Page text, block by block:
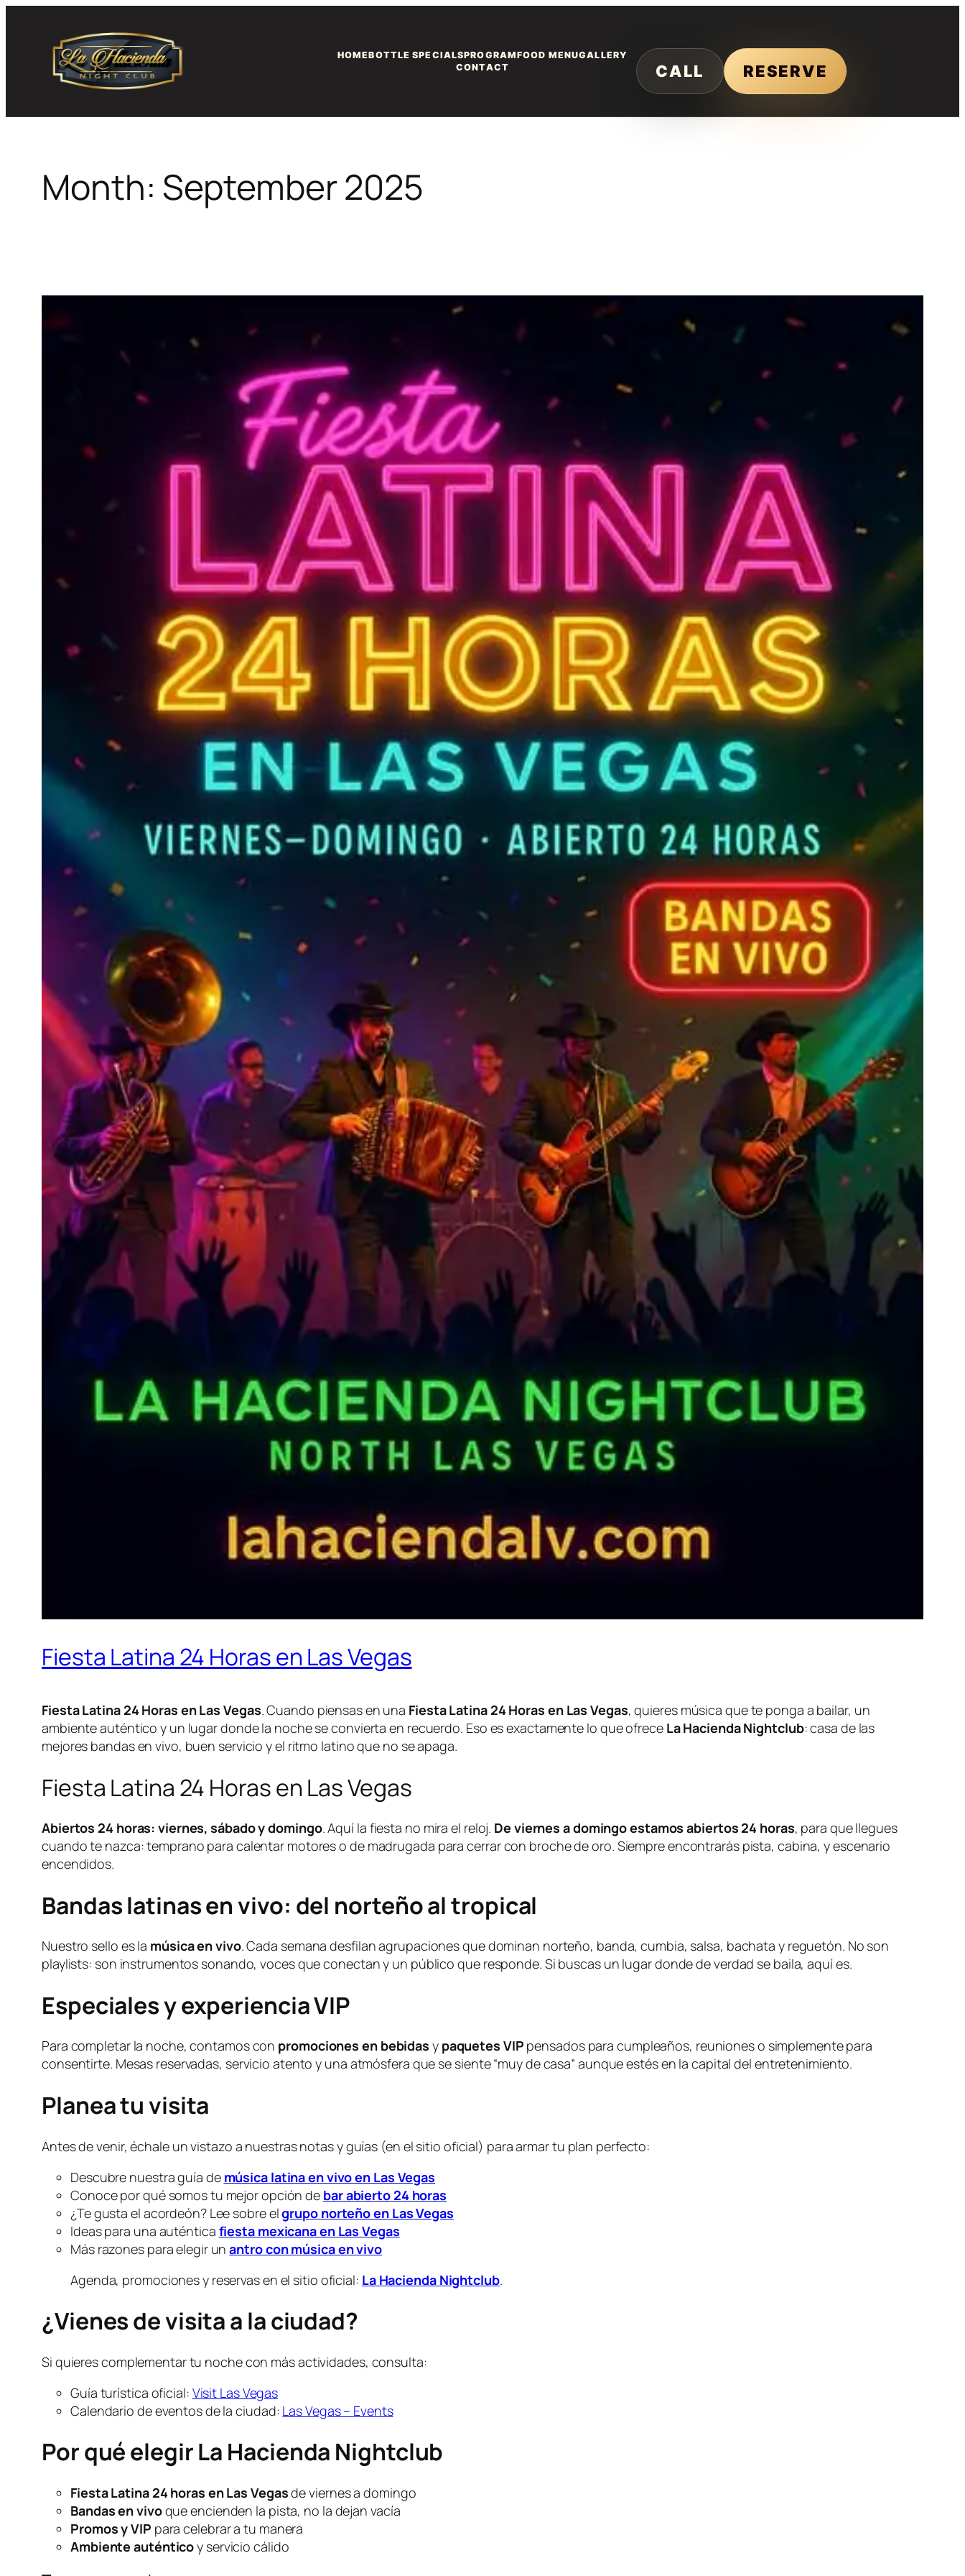
content
HOMEBOTTLE SPECIALSPROGRAMFOOD MENUGALLERY
CONTACT
CALL RESERVE
Month: September 2025
Fiesta Latina 24 Horas en Las Vegas
Fiesta Latina 24 Horas en Las Vegas. Cuando piensas en una Fiesta Latina 24 Horas en Las Vegas, quieres música que te ponga a bailar, un
ambiente auténtico y un lugar donde la noche se convierta en recuerdo. Eso es exactamente lo que ofrece La Hacienda Nightclub: casa de las
mejores bandas en vivo, buen servicio y el ritmo latino que no se apaga.
Fiesta Latina 24 Horas en Las Vegas
Abiertos 24 horas: viernes, sábado y domingo. Aquí la fiesta no mira el reloj. De viernes a domingo estamos abiertos 24 horas, para que llegues
cuando te nazca: temprano para calentar motores o de madrugada para cerrar con broche de oro. Siempre encontrarás pista, cabina, y escenario
encendidos.
Bandas latinas en vivo: del norteño al tropical
Nuestro sello es la música en vivo. Cada semana desfilan agrupaciones que dominan norteño, banda, cumbia, salsa, bachata y reguetón. No son
playlists: son instrumentos sonando, voces que conectan y un público que responde. Si buscas un lugar donde de verdad se baila, aquí es.
Especiales y experiencia VIP
Para completar la noche, contamos con promociones en bebidas y paquetes VIP pensados para cumpleaños, reuniones o simplemente para
consentirte. Mesas reservadas, servicio atento y una atmósfera que se siente “muy de casa” aunque estés en la capital del entretenimiento.
Planea tu visita
Antes de venir, échale un vistazo a nuestras notas y guías (en el sitio oficial) para armar tu plan perfecto:
Descubre nuestra guía de música latina en vivo en Las Vegas
Conoce por qué somos tu mejor opción de bar abierto 24 horas
¿Te gusta el acordeón? Lee sobre elgrupo norteño en Las Vegas
Ideas para una auténtica fiesta mexicana en Las Vegas
Más razones para elegir unantro con música en vivo
Agenda, promociones y reservas en el sitio oficial: La Hacienda Nightclub.
¿Vienes de visita a la ciudad?
Si quieres complementar tu noche con más actividades, consulta:
Guía turística oficial: Visit Las Vegas
Calendario de eventos de la ciudad: Las Vegas – Events
Por qué elegir La Hacienda Nightclub
Fiesta Latina 24 horas en Las Vegasde viernes a domingo
Bandas en vivoque encienden la pista, no la dejan vacía
Promos y VIP para celebrar a tu manera
Ambiente auténticoy servicio cálido